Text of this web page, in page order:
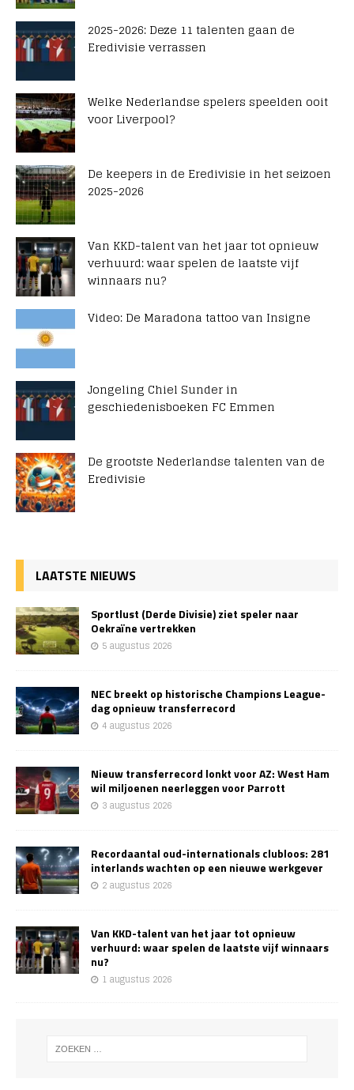
2025-2026: Deze 11 talenten gaan de
Eredivisie verrassen
Welke Nederlandse spelers speelden ooit
voor Liverpool?
De keepers in de Eredivisie in het seizoen
2025-2026
Van KKD-talent van het jaar tot opnieuw
verhuurd: waar spelen de laatste vijf
winnaars nu?
Video: De Maradona tattoo van Insigne
Jongeling Chiel Sunder in
geschiedenisboeken FC Emmen
De grootste Nederlandse talenten van de
Eredivisie
LAATSTE NIEUWS
Sportlust (Derde Divisie) ziet speler naar
Oekraïne vertrekken
5 augustus 2026
NEC breekt op historische Champions League-
dag opnieuw transferrecord
4 augustus 2026
Nieuw transferrecord lonkt voor AZ: West Ham
wil miljoenen neerleggen voor Parrott
3 augustus 2026
Recordaantal oud-internationals clubloos: 281
interlands wachten op een nieuwe werkgever
2 augustus 2026
Van KKD-talent van het jaar tot opnieuw
verhuurd: waar spelen de laatste vijf winnaars
nu?
1 augustus 2026